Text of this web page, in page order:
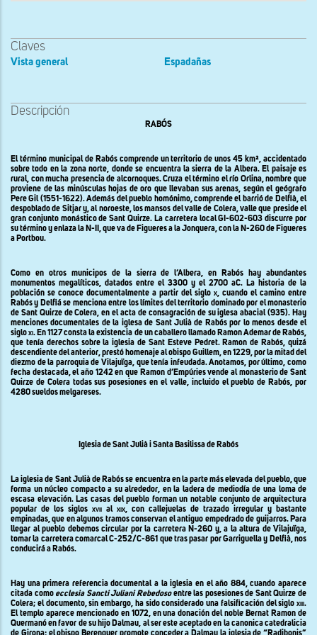
Claves
Vista general Espadañas
Descripción
RABÓS
El término municipal de Rabós comprende un territorio de unos 45 km², accidentado
sobre todo en la zona norte, donde se encuentra la sierra de la Albera. El paisaje es
rural, con mucha presencia de alcornoques. Cruza el término el río Orlina, nombre que
proviene de las minúsculas hojas de oro que llevaban sus arenas, según el geógrafo
Pere Gil (1551-1622). Además del pueblo homónimo, comprende el barrió de Delfià, el
despoblado de Sitjar y, al noroeste, los mansos del valle de Colera, valle que preside el
gran conjunto monástico de Sant Quirze. La carretera local GI-602-603 discurre por
su término y enlaza la N-II, que va de Figueres a la Jonquera, con la N-260 de Figueres
a Portbou.
Como en otros municipos de la sierra de l’Albera, en Rabós hay abundantes
monumentos megalíticos, datados entre el 3300 y el 2700 aC. La historia de la
población se conoce documentalmente a partir del siglo x, cuando el camino entre
Rabós y Delfiá se menciona entre los límites del territorio dominado por el monasterio
de Sant Quirze de Colera, en el acta de consagración de su iglesa abacial (935). Hay
menciones documentales de la iglesa de Sant Julià de Rabós por lo menos desde el
sigloxi. En 1127 consta la existencia de un caballero llamado Ramon Ademar de Rabós,
que tenía derechos sobre la iglesia de Sant Esteve Pedret. Ramon de Rabós, quizá
descendiente del anterior, prestó homenaje al obispo Guillem, en 1229, por la mitad del
diezmo de la parroquia de Vilajuïga, que tenía infeudada. Anotamos, por último, como
fecha destacada, el año 1242 en que Ramon d’Empúries vende al monasterio de Sant
Quirze de Colera todas sus posesiones en el valle, incluido el pueblo de Rabós, por
4280 sueldos melgareses.
Iglesia de Sant Julià i Santa Basilissa de Rabós
La iglesia de Sant Julià de Rabós se encuentra en la parte más elevada del pueblo,que
forma un núcleo compacto a su alrededor, en la ladera de mediodía de una loma de
escasa elevación. Las casas del pueblo forman un notable conjunto de arquitectura
popular de los siglos xvii al xix, con callejuelas de trazado irregular y bastante
empinadas, que en algunos tramosconservan el antiguo empedrado de guijarros. Para
llegar al pueblo debemos circular por la carretera N-260 y, a la altura de Vilajuïga,
tomar la carretera comarcal C-252/C-861 que tras pasar por Garriguella y Delfià, nos
conducirá a Rabós.
Hay una primera referencia documental a la iglesia en el año 884, cuando aparece
citada como ecclesia Sancti Juliani Rebedosoentre las posesiones de Sant Quirze de
Colera; el documento, sin embargo, ha sido considerado una falsificación del siglo xiii.
El templo aparece mencionado en 1072, en una donación del noble Bernat Ramon de
Quermanó en favor de su hijo Dalmau, al ser este aceptado en la canonica catedralicia